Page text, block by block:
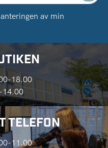
av min
18.00
14.00
TELEFON
11.00